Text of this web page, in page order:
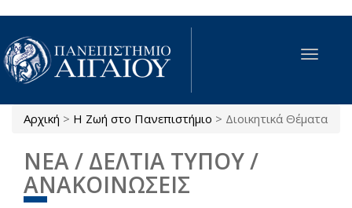
Παράκαμψη προς το κυρίως περιεχόμενο
Toggle
Είστε εδώ
Αρχική > Η Ζωή στο Πανεπιστήμιο > Διοικητικά Θέματα
ΝΕΑ / ΔΕΛΤΙΑ ΤΥΠΟΥ /
ΑΝΑΚΟΙΝΩΣΕΙΣ